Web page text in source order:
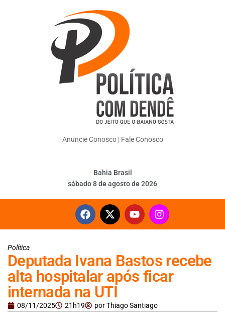
Anuncie Conosco| Fale Conosco
Bahia Brasil
sábado 8 de agosto de 2026
Política
Deputada Ivana Bastos recebe
alta hospitalar após ficar
internada na UTI
08/11/2025 21h19 porThiago Santiago